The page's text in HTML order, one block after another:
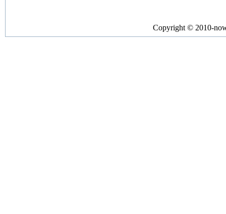
Copyright © 2010-